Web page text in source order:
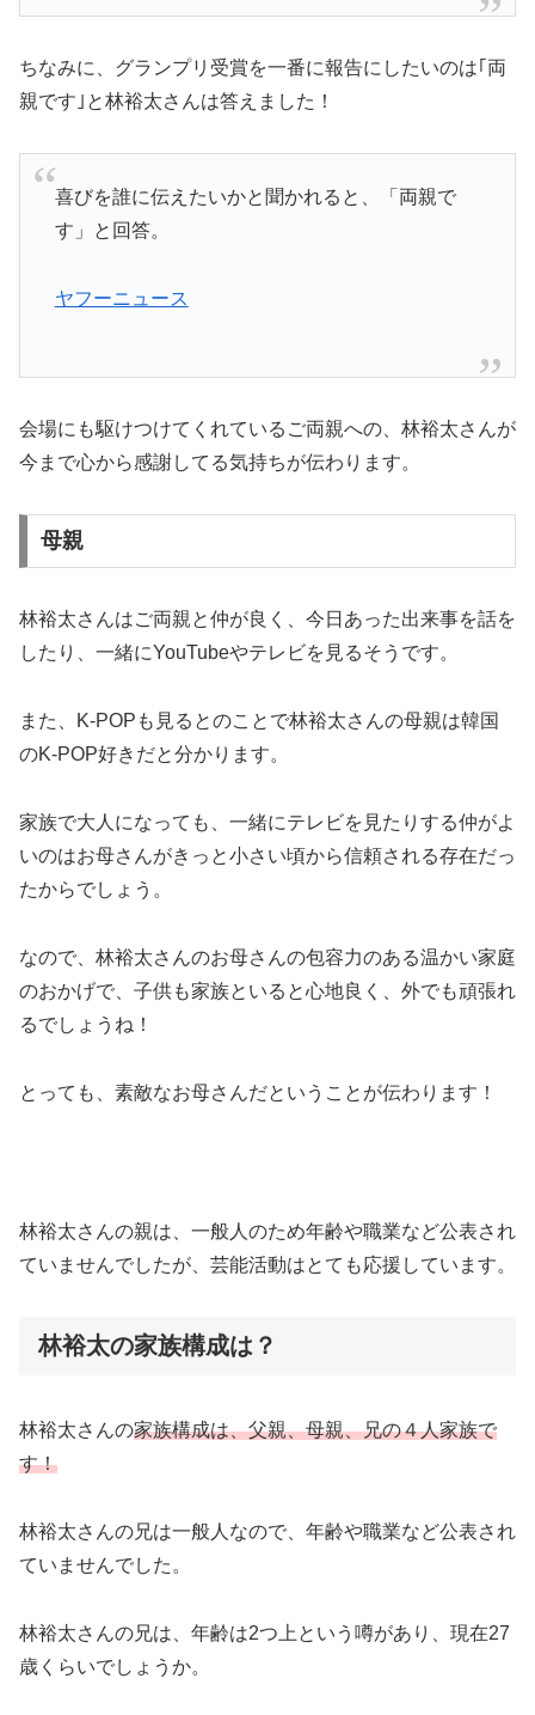
ちなみに、グランプリ受賞を一番に報告にしたいのは｢両
親です｣と林裕太さんは答えました！
喜びを誰に伝えたいかと聞かれると、「両親で
す」と回答。
ヤフーニュース
会場にも駆けつけてくれているご両親への、林裕太さんが
今まで心から感謝してる気持ちが伝わります。
母親
林裕太さんはご両親と仲が良く、今日あった出来事を話を
したり、一緒にYouTubeやテレビを見るそうです。
また、K-POPも見るとのことで林裕太さんの母親は韓国
のK-POP好きだと分かります。
家族で大人になっても、一緒にテレビを見たりする仲がよ
いのはお母さんがきっと小さい頃から信頼される存在だっ
たからでしょう。
なので、林裕太さんのお母さんの包容力のある温かい家庭
のおかげで、子供も家族といると心地良く、外でも頑張れ
るでしょうね！
とっても、素敵なお母さんだということが伝わります！
林裕太さんの親は、一般人のため年齢や職業など公表され
ていませんでしたが、芸能活動はとても応援しています。
林裕太の家族構成は？
林裕太さんの家族構成は、父親、母親、兄の４人家族で
す！
林裕太さんの兄は一般人なので、年齢や職業など公表され
ていませんでした。
林裕太さんの兄は、年齢は2つ上という噂があり、現在27
歳くらいでしょうか。